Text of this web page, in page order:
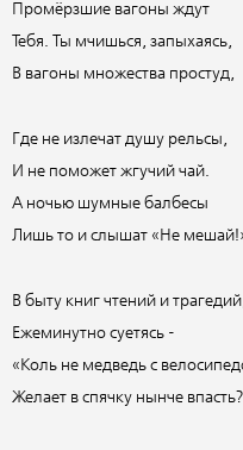
Промёрзшие вагоны ждут
Тебя. Ты мчишься, запыхаясь,
В вагоны множества простуд,
Где не излечат душу рельсы,
И не поможет жгучий чай.
А ночью шумные балбесы
Лишь то и слышат «Не
В быту книг чтений и трагедий,
Ежеминутно суетясь -
«Коль не медведь с
Желает в спячку нынче